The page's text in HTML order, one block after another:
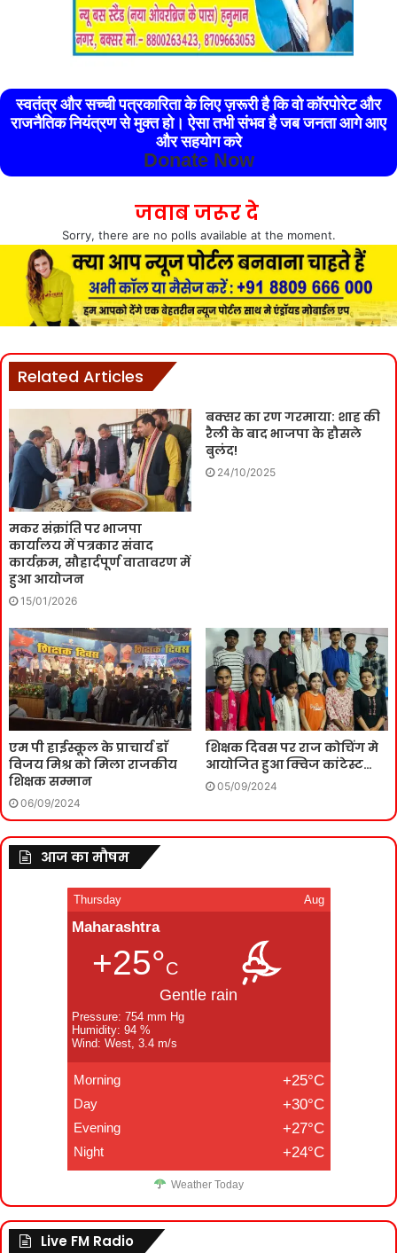
स्वतंत्र और सच्ची पत्रकारिता के लिए ज़रूरी है कि वो कॉरपोरेट और
राजनैतिक नियंत्रण से मुक्त हो। ऐसा तभी संभव है जब जनता आगे आए
और सहयोग करे
Donate Now
जवाब जरूर दे
Sorry, there are no polls available at the moment.
Related Articles
मकर संक्रांति पर भाजपा
कार्यालय में पत्रकार संवाद
कार्यक्रम, सौहार्दपूर्ण वातावरण में
हुआ आयोजन
15/01/2026
बक्सर का रण गरमाया: शाह की
रैली के बाद भाजपा के हौसले
बुलंद!
24/10/2025
एम पी हाईस्कूल के प्राचार्य डाॅ
विजय मिश्र को मिला राजकीय
शिक्षक सम्मान
06/09/2024
शिक्षक दिवस पर राज कोचिंग मे
आयोजित हुआ क्विज कांटेस्ट…
05/09/2024
आज का मौषम
Thursday Aug
Maharashtra
+25°C
Gentle rain
Pressure: 754 mm Hg
Humidity: 94 %
Wind: West, 3.4 m/s
Morning +25°C
Day +30°C
Evening +27°C
Night +24°C
Weather Today
Live FM Radio